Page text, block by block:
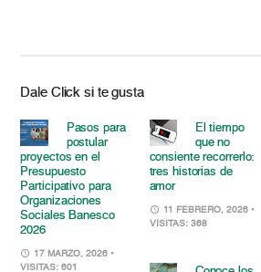
Dale Click si te gusta
Pasos para
postular
proyectos en el
Presupuesto
Participativo para
Organizaciones
Sociales Banesco
2026
17 MARZO, 2026 •
VISITAS: 601
El tiempo
que no
consiente recorrerlo:
tres historias de
amor
11 FEBRERO, 2026 •
VISITAS: 368